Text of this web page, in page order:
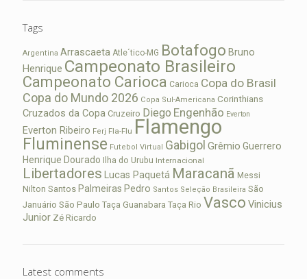
Tags
Argentina Arrascaeta Atle´tico-MG Botafogo Bruno
Henrique Campeonato Brasileiro
Campeonato Carioca Carioca Copa do Brasil
Copa do Mundo 2026 Copa Sul-Americana Corinthians
Cruzados da Copa Cruzeiro Diego Engenhão Everton
Everton Ribeiro Ferj Fla-Flu Flamengo
Fluminense Futebol Virtual Gabigol Grêmio Guerrero
Henrique Dourado Ilha do Urubu Internacional
Libertadores Lucas Paquetá Maracanã Messi
Nilton Santos Palmeiras Pedro Santos Seleção Brasileira São
Januário São Paulo Taça Guanabara Taça Rio Vasco Vinicius
Junior Zé Ricardo
Latest comments